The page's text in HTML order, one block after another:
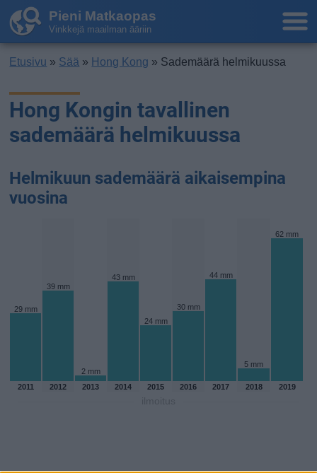
Pieni Matkaopas
Vinkkejä maailman ääriin
Etusivu » Sää » Hong Kong » Sademäärä helmikuussa
Hong Kongin tavallinen
sademäärä helmikuussa
Helmikuun sademäärä aikaisempina
vuosina
29 mm
39 mm
2 mm
43 mm
24 mm
30 mm
44 mm
5 mm
62 mm
2011 2012 2013 2014 2015 2016 2017 2018 2019